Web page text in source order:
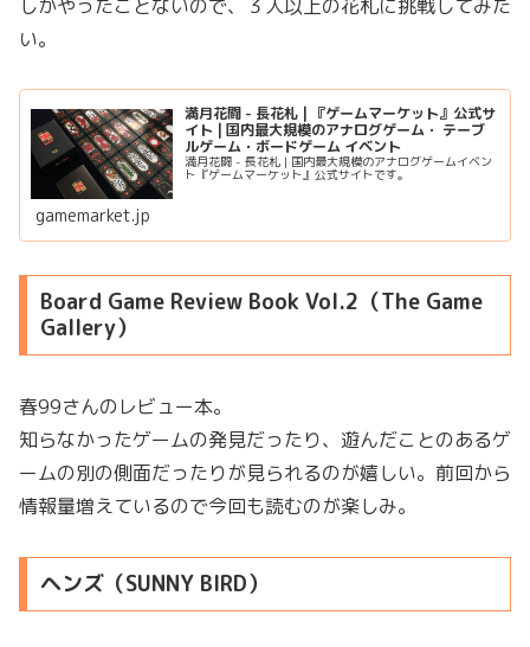
しかやったことないので、３人以上の花札に挑戦してみた
い。
満月花闘 - 長花札 | 『ゲームマーケット』公式サ
イト | 国内最大規模のアナログゲーム・ テーブ
ルゲーム・ボードゲーム イベント
満月花闘 - 長花札 | 国内最大規模のアナログゲームイベン
ト『ゲームマーケット』公式サイトです。
gamemarket.jp
Board Game Review Book Vol.2（The Game
Gallery）
春99さんのレビュー本。
知らなかったゲームの発見だったり、遊んだことのあるゲ
ームの別の側面だったりが見られるのが嬉しい。前回から
情報量増えているので今回も読むのが楽しみ。
ヘンズ（SUNNY BIRD）